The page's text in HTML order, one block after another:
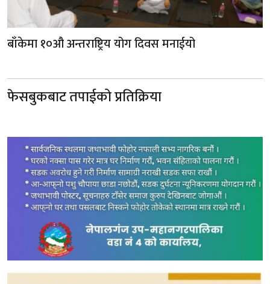
बाँकेमा १०औ अन्तराष्ट्रिय योग दिवस मनाईयो
फेसबुकबाट तपाईको प्रतिक्रिया